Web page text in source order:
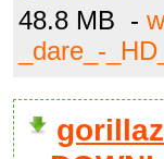
48.8 MB -
_dare_-